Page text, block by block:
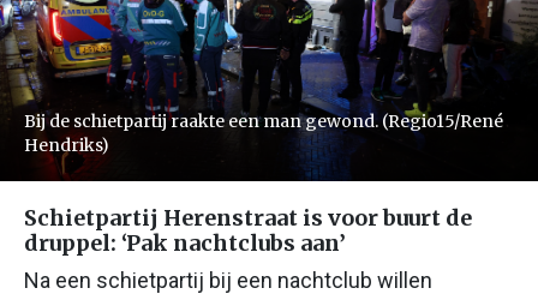
Bij de schietpartij raakte een man gewond. (Regio15/René
Hendriks)
Schietpartij Herenstraat is voor buurt de
druppel: ‘Pak nachtclubs aan’
Na een schietpartij bij een nachtclub willen